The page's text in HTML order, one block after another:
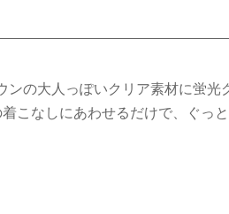
の大人っぽいクリア素材に蛍光
こなしにあわせるだけで、ぐっ